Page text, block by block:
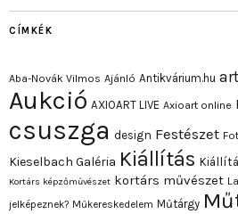
CÍMKÉK
Aba-Novák Vilmos Ajánló Antikvárium.hu
Aukció AXIOART LIVE Axioart online
csuszga design Festészet
Kieselbach Galéria Kiállítás
Kortárs képzőművészet kortárs művészet
jelképeznek? Műkereskedelem Műtárgy